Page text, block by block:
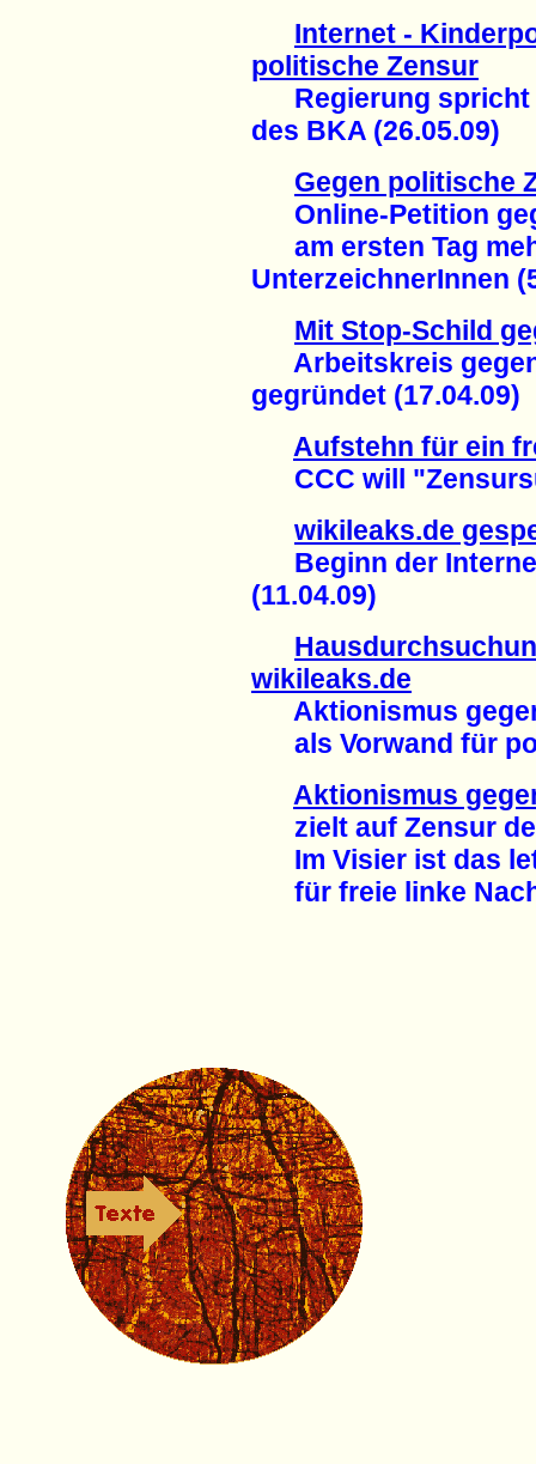
Internet -
politische Zensur
Regierung spricht
des BKA (26.05.09)
Gegen politische
Online-Petition
am ersten Tag
UnterzeichnerInnen
Mit Stop-Schild
Arbeitskreis gegen
gegründet (17.04.09)
Aufstehn für ein
CCC will
wikileaks.de
Beginn der
(11.04.09)
wikileaks.de
Aktionismus
als Vorwand für
Aktionismus
zielt auf Zensur
Im Visier ist das
für freie linke